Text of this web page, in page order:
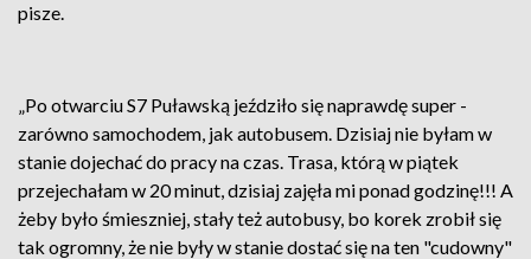
pisze.
„Po otwarciu S7 Puławską jeździło się naprawdę super -
zarówno samochodem, jak autobusem. Dzisiaj nie byłam w
stanie dojechać do pracy na czas. Trasa, którą w piątek
przejechałam w 20 minut, dzisiaj zajęła mi ponad godzinę!!! A
żeby było śmieszniej, stały też autobusy, bo korek zrobił się
tak ogromny, że nie były w stanie dostać się na ten "cudowny"